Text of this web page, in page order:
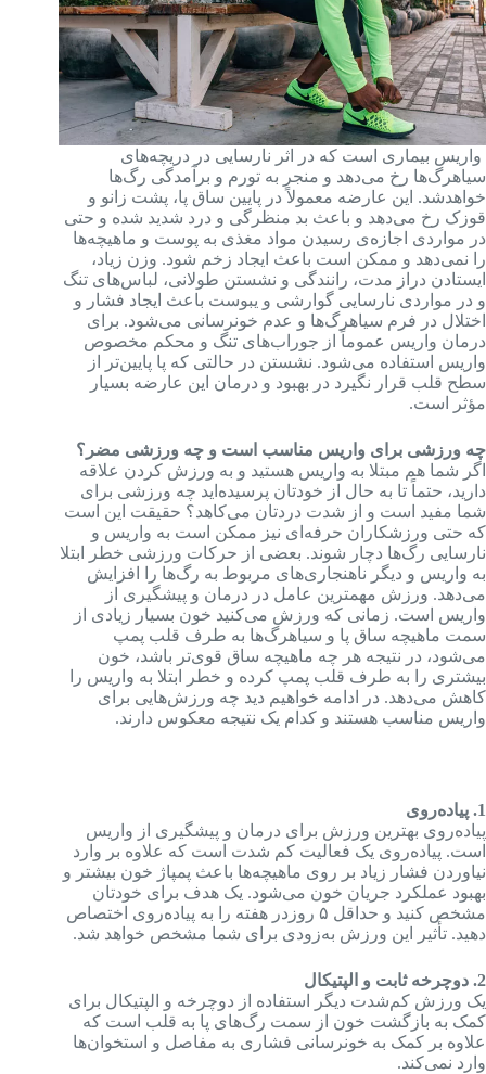
واریس بیماری است که در اثر نارسایی در دریچه‌های
سیاهرگ‌ها رخ می‌دهد و منجر به تورم و برآمدگی رگ‌ها
خواهدشد. این عارضه معمولاً در پایین ساق پا، پشت زانو و
قوزک رخ می‌دهد و باعث بد منظرگی و درد شدید شده و حتی
در مواردی اجازه‌ی رسیدن مواد مغذی به پوست و ماهیچه‌ها
را نمی‌دهد و ممکن است باعث ایجاد زخم شود. وزن زیاد،
ایستادن دراز مدت، رانندگی و نشستن طولانی، لباس‌های تنگ
و در مواردی نارسایی گوارشی و یبوست باعث ایجاد فشار و
اختلال در فرم سیاهرگ‌ها و عدم خونرسانی می‌شود. برای
درمان واریس عموماً از جوراب‌های تنگ و محکم مخصوص
واریس استفاده می‌شود. نشستن در حالتی که پا پایین‌تر از
سطح قلب قرار نگیرد در بهبود و درمان این عارضه بسیار
مؤثر است.
چه ورزشی برای واریس مناسب است و چه ورزشی مضر؟
اگر شما هم مبتلا به واریس هستید و به ورزش کردن علاقه
دارید، حتماً تا به حال از خودتان پرسیده‌اید چه ورزشی برای
شما مفید است و از شدت دردتان می‌کاهد؟ حقیقت این است
که حتی ورزشکاران حرفه‌ای نیز ممکن است به واریس و
نارسایی رگ‌ها دچار شوند. بعضی از حرکات ورزشی خطر ابتلا
به واریس و دیگر ناهنجاری‌های مربوط به رگ‌ها را افزایش
می‌دهد. ورزش مهمترین عامل در درمان و پیشگیری از
واریس است. زمانی که ورزش می‌کنید خون بسیار زیادی از
سمت ماهیچه ساق پا و سیاهرگ‌ها به طرف قلب پمپ
می‌شود، در نتیجه هر چه ماهیچه ساق قوی‌تر باشد، خون
بیشتری را به طرف قلب پمپ کرده و خطر ابتلا به واریس را
کاهش می‌دهد. در ادامه خواهیم دید چه ورزش‌هایی برای
واریس مناسب هستند و کدام یک نتیجه معکوس دارند.
1. پیاده‌روی
پیاده‌روی بهترین ورزش برای درمان و پیشگیری از واریس
است. پیاده‌روی یک فعالیت کم شدت است که علاوه بر وارد
نیاوردن فشار زیاد بر روی ماهیچه‌ها باعث پمپاژ خون بیشتر و
بهبود عملکرد جریان خون می‌شود. یک هدف برای خودتان
مشخص کنید و حداقل ۵ روزدر هفته را به پیاده‌روی اختصاص
دهید. تأثیر این ورزش به‌زودی برای شما مشخص خواهد شد.
2. دوچرخه ثابت و الپتیکال
یک ورزش کم‌شدت دیگر استفاده از دوچرخه و الپتیکال برای
کمک به بازگشت خون از سمت رگ‌های پا به قلب است که
علاوه بر کمک به خونرسانی فشاری به مفاصل و استخوان‌ها
وارد نمی‌کند.